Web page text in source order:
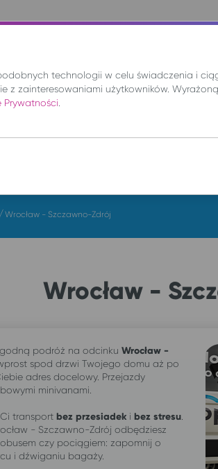
/Wrocław - Szczawno-Zdrój
Wrocław -
podróż na odcinku Wrocław -
spod drzwi Twojego domu aż po
adres docelowy. Przejazdy
minivanami.
transport bez przesiadek i bez stresu
- Szczawno-Zdrój odbędziesz
czy pociągiem: zapomnij o
i dźwiganiu bagaży.
technologii w celu świadczenia i
z zainteresowaniami użytkowników.
Prywatności